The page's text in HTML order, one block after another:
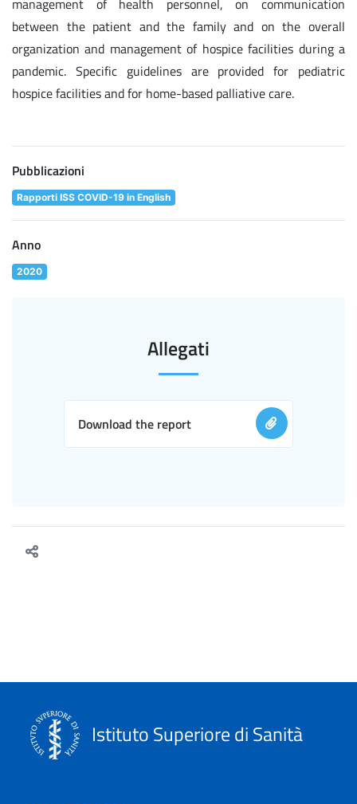
between the patient and the family and on the overall
organization and management of hospice facilities during a
pandemic. Specific guidelines are provided for pediatric
hospice facilities and for home-based palliative care.
Pubblicazioni
Rapporti ISS COVID-19 in English
Anno
2020
Allegati
Download the report
Istituto Superiore di Sanità